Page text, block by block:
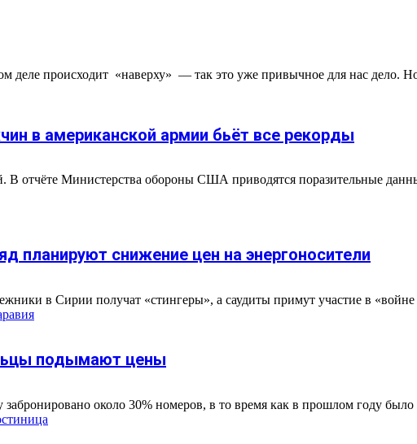
деле происходит «наверху» — так это уже привычное для нас дело.
в американской армии бьёт все рекорды
В отчёте Министерства обороны США приводятся поразительные
планируют снижение цен на энергоносители
в Сирии получат «стингеры», а саудиты примут участие в
подымают цены
около 30% номеров, в то время как в прошлом году было